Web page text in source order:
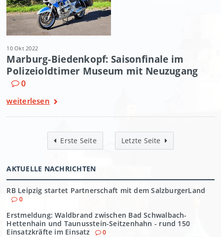
10 Okt 2022
Marburg-Biedenkopf: Saisonfinale im
Polizeioldtimer Museum mit Neuzugang
0
weiterlesen
Erste Seite Letzte Seite
AKTUELLE NACHRICHTEN
RB Leipzig startet Partnerschaft mit dem SalzburgerLand
0
Erstmeldung: Waldbrand zwischen Bad Schwalbach-
Hettenhain und Taunusstein-Seitzenhahn - rund 150
Einsatzkräfte im Einsatz
0